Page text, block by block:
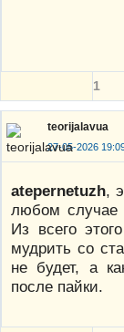
1
teorijalavua
27-05-2026
atepernetuzh,
любом случае
Из всего
мудрить со
не будет, а
после пайки.